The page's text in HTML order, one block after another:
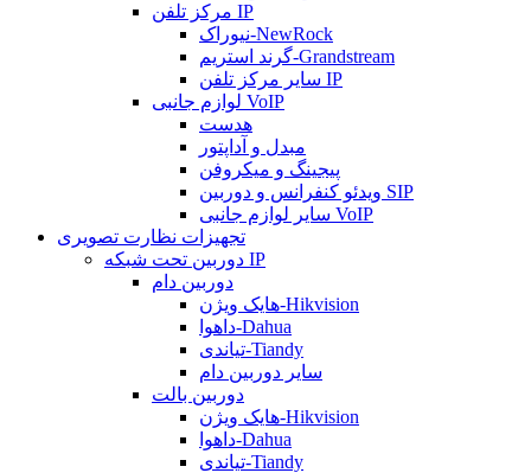
مرکز تلفن IP
نیوراک-NewRock
گرند استریم-Grandstream
سایر مرکز تلفن IP
لوازم جانبی VoIP
هدست
مبدل و آداپتور
پیجینگ و میکروفن
ویدئو کنفرانس و دوربین SIP
سایر لوازم جانبی VoIP
تجهیزات نظارت تصویری
دوربین تحت شبکه IP
دوربین دام
هایک ویژن-Hikvision
داهوا-Dahua
تیاندی-Tiandy
سایر دوربین دام
دوربین بالت
هایک ویژن-Hikvision
داهوا-Dahua
تیاندی-Tiandy